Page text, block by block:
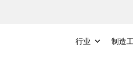
行业 制造